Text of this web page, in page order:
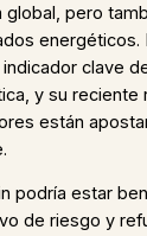
global, pero
energéticos.
clave
y su reciente
están
podría estar
de riesgo y